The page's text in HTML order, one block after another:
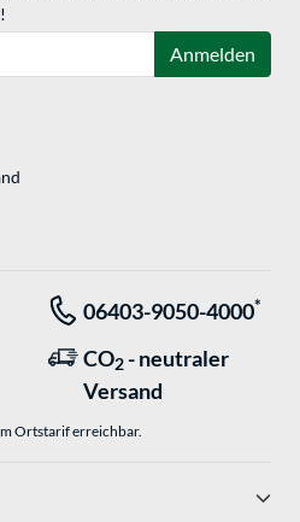
Anmelden
06403-9050-4000*
CO2 - neutraler
Versand
Ortstarif erreichbar.